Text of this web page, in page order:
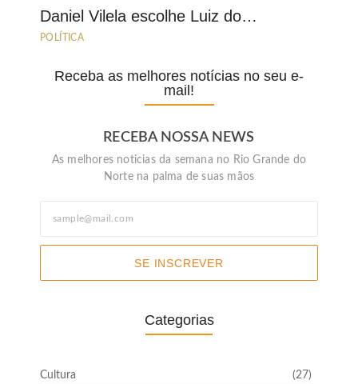
Daniel Vilela escolhe Luiz do…
POLÍTICA
Receba as melhores notícias no seu e-
mail!
RECEBA NOSSA NEWS
As melhores noticias da semana no Rio Grande do
Norte na palma de suas mãos
SE INSCREVER
Categorias
Cultura (27)